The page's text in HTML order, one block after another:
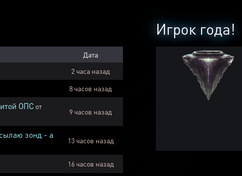
Игрок года!
Дата
2 часа назад
8 часов назад
ОПС от
9 часов назад
зонд - а
13 часов назад
16 часов назад